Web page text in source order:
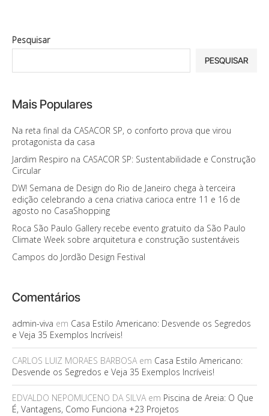
Pesquisar
PESQUISAR
Mais Populares
Na reta final da CASACOR SP, o conforto prova que virou
protagonista da casa
Jardim Respiro na CASACOR SP: Sustentabilidade e Construção
Circular
DW! Semana de Design do Rio de Janeiro chega à terceira
edição celebrando a cena criativa carioca entre 11 e 16 de
agosto no CasaShopping
Roca São Paulo Gallery recebe evento gratuito da São Paulo
Climate Week sobre arquitetura e construção sustentáveis
Campos do Jordão Design Festival
Comentários
admin-viva em Casa Estilo Americano: Desvende os Segredos
e Veja 35 Exemplos Incríveis!
CARLOS LUIZ MORAES BARBOSAem Casa Estilo Americano:
Desvende os Segredos e Veja 35 Exemplos Incríveis!
EDVALDO NEPOMUCENO DA SILVAem Piscina de Areia: O Que
É, Vantagens, Como Funciona +23 Projetos